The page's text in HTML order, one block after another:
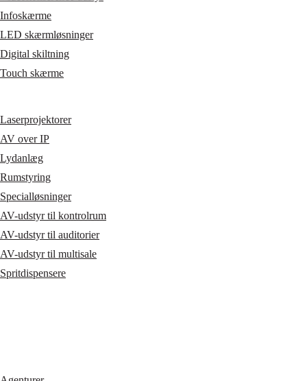
Infoskærme
LED skærmløsninger
Digital skiltning
Touch skærme
Laserprojektorer
AV over IP
Lydanlæg
Rumstyring
Specialløsninger
AV-udstyr til kontrolrum
AV-udstyr til auditorier
AV-udstyr til multisale
Spritdispensere